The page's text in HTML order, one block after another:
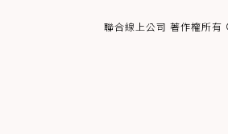
聯合線上公司 著作權所有